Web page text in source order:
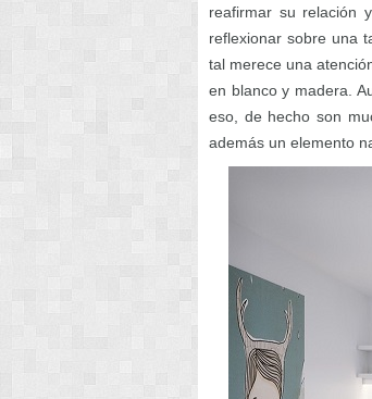
reafirmar su relación
reflexionar sobre una
tal merece una
en blanco y madera.
eso, de hecho son
además un elemento